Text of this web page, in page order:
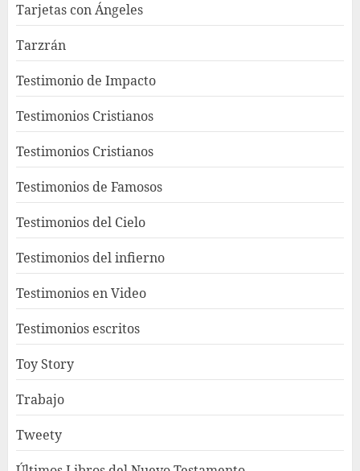
Tarjetas con Ángeles
Tarzrán
Testimonio de Impacto
Testimonios Cristianos
Testimonios Cristianos
Testimonios de Famosos
Testimonios del Cielo
Testimonios del infierno
Testimonios en Video
Testimonios escritos
Toy Story
Trabajo
Tweety